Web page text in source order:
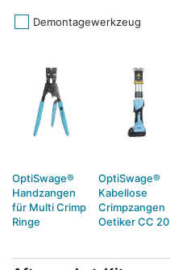
Demontagewerkzeug
OptiSwage®
Handzangen
für Multi Crimp
Ringe
OptiSwage®
Kabellose
Crimpzangen
Oetiker CC 20